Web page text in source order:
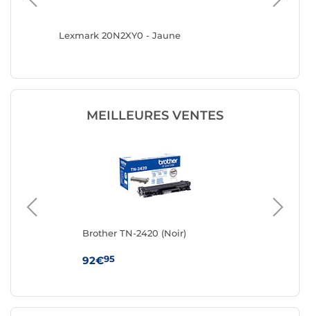
Lexmark 20N2XY0 - Jaune
MEILLEURES VENTES
Brother TN-2420 (Noir)
92€95